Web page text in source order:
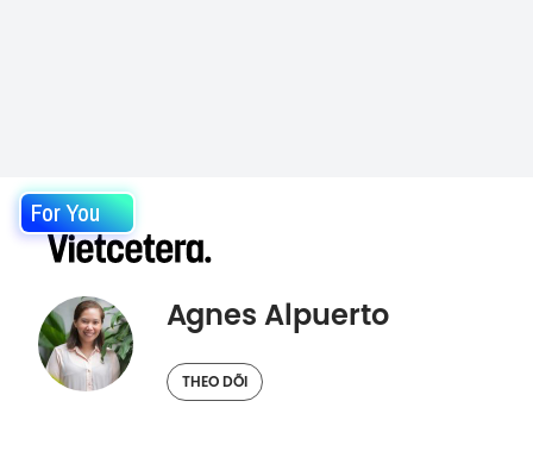
For You
Agnes Alpuerto
THEO DÕI